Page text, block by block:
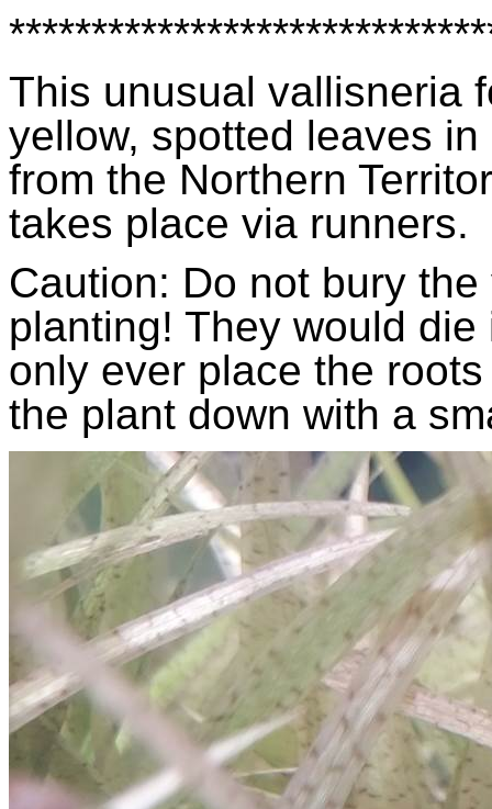
This unusual vallisneria
yellow, spotted leaves
from the Northern
takes place via runners.
Caution: Do not bury
planting! They would
only ever place the
the plant down with a